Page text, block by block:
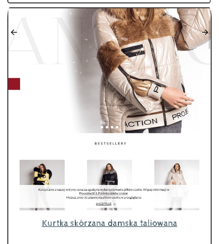
Kurtka skórzana damska taliowana